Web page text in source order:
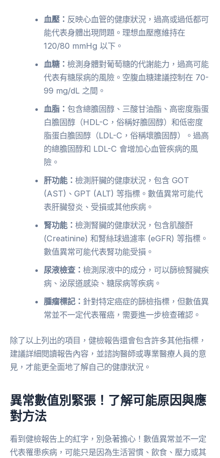
血壓： 反映心血管的健康狀況，過高或過低都可
能代表身體出現問題。理想血壓應維持在
120/80 mmHg 以下。
血糖：檢測身體對葡萄糖的代謝能力，過高可能
代表有糖尿病的風險。空腹血糖建議控制在 70-
99 mg/dL 之間。
血脂：包含總膽固醇、三酸甘油酯、高密度脂蛋
白膽固醇（HDL-C，俗稱好膽固醇）和低密度
脂蛋白膽固醇（LDL-C，俗稱壞膽固醇）。過高
的總膽固醇和 LDL-C 會增加心血管疾病的風
險。
肝功能：檢測肝臟的健康狀況，包含 GOT
(AST)、GPT (ALT) 等指標。數值異常可能代
表肝臟發炎、受損或其他疾病。
腎功能：檢測腎臟的健康狀況，包含肌酸酐
(Creatinine) 和腎絲球過濾率 (eGFR) 等指標。
數值異常可能代表腎功能受損。
尿液檢查：檢測尿液中的成分，可以篩檢腎臟疾
病、泌尿道感染、糖尿病等疾病。
腫瘤標記： 針對特定癌症的篩檢指標，但數值異
常並不一定代表罹癌，需要進一步檢查確認。
除了以上列出的項目，健檢報告還會包含許多其他指標，
建議詳細閱讀報告內容，並諮詢醫師或專業醫療人員的意
見，才能更全面地了解自己的健康狀況。
異常數值別緊張！了解可能原因與應
對方法
看到健檢報告上的紅字，別急著擔心！數值異常並不一定
代表罹患疾病，可能只是因為生活習慣、飲食、壓力或其